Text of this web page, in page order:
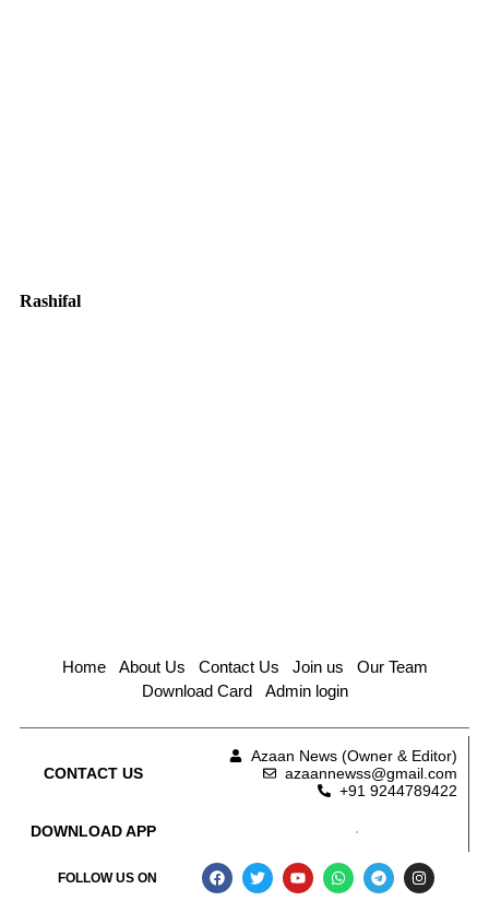
Rashifal
Home About Us Contact Us Join us
Our Team
Download Card
Admin login
CONTACT US
Azaan News (Owner & Editor)
azaannewss@gmail.com
+91 9244789422
DOWNLOAD APP
FOLLOW US ON